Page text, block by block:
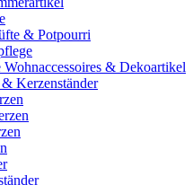
& Potpourri
Wohnaccessoires & Dekoartikel
Kerzenständer